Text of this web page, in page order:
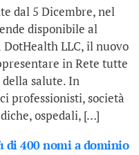
dal 5 Dicembre, nel
disponibile al
LLC, il nuovo
in Rete tutte
salute. In
professionisti, società
ospedali, […]
di 400 nomi a dominio